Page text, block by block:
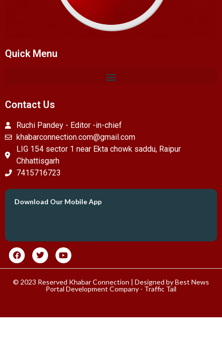
Quick Menu
Contact Us
Ruchi Pandey - Editor -in-chief
khabarconnection.com@gmail.com
LIG 154 sector 1 near Ekta chowk saddu, Raipur
Chhattisgarh
7415716723
Download Our Mobile App
© 2023 Reserved Khabar Connection | Designed byBest News
Portal Development Company - Traffic Tail